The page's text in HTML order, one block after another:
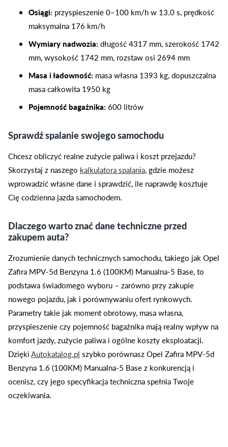
Osiągi: przyspieszenie 0–100 km/h w 13.0 s, prędkość
maksymalna 176 km/h
Wymiary nadwozia: długość 4317 mm, szerokość 1742
mm, wysokość 1742 mm, rozstaw osi 2694 mm
Masa i ładowność: masa własna 1393 kg, dopuszczalna
masa całkowita 1950 kg
Pojemność bagażnika: 600 litrów
Sprawdź spalanie swojego samochodu
Chcesz obliczyć realne zużycie paliwa i koszt przejazdu?
Skorzystaj z naszego kalkulatora spalania, gdzie możesz
wprowadzić własne dane i sprawdzić, ile naprawdę kosztuje
Cię codzienna jazda samochodem.
Dlaczego warto znać dane techniczne przed
zakupem auta?
Zrozumienie danych technicznych samochodu, takiego jak Opel
Zafira MPV-5d Benzyna 1.6 (100KM) Manualna-5 Base, to
podstawa świadomego wyboru – zarówno przy zakupie
nowego pojazdu, jak i porównywaniu ofert rynkowych.
Parametry takie jak moment obrotowy, masa własna,
przyspieszenie czy pojemność bagażnika mają realny wpływ na
komfort jazdy, zużycie paliwa i ogólne koszty eksploatacji.
DziękiAutokatalog.pl szybko porównasz Opel Zafira MPV-5d
Benzyna 1.6 (100KM) Manualna-5 Base z konkurencją i
ocenisz, czy jego specyfikacja techniczna spełnia Twoje
oczekiwania.